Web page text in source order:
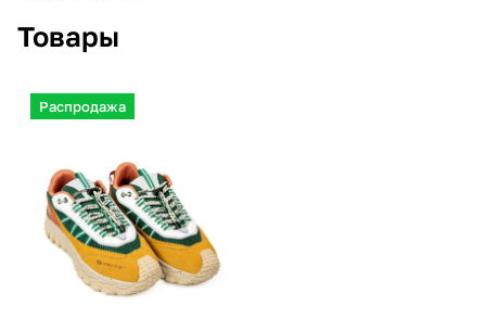
Товары
Распродажа